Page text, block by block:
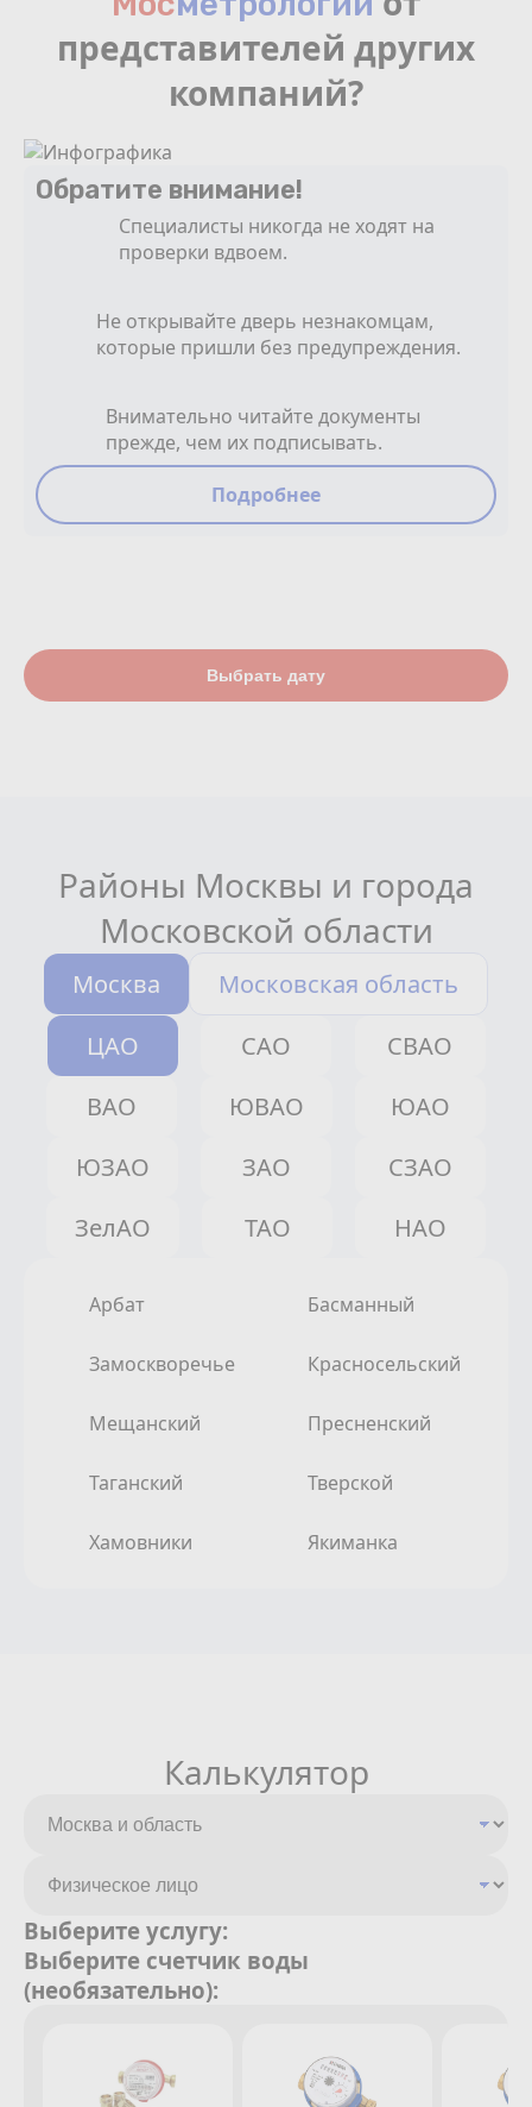
представителей других
компаний?
Обратите внимание!
Специалисты никогда не ходят на
проверки вдвоем.
Не открывайте дверь незнакомцам,
которые пришли без предупреждения.
Внимательно читайте документы
прежде, чем их подписывать.
Подробнее
Выбрать дату
Районы Москвы и города
Московской области
Москва
Московская область
ЦАО
САО
СВАО
ВАО
ЮВАО
ЮАО
ЮЗАО
ЗАО
СЗАО
ЗелАО
ТАО НАО
Арбат Басманный
Замоскворечье Красносельский
Мещанский Пресненский
Таганский Тверской
Хамовники Якиманка
Калькулятор
Выберите услугу:
Выберите счетчик воды
(необязательно):